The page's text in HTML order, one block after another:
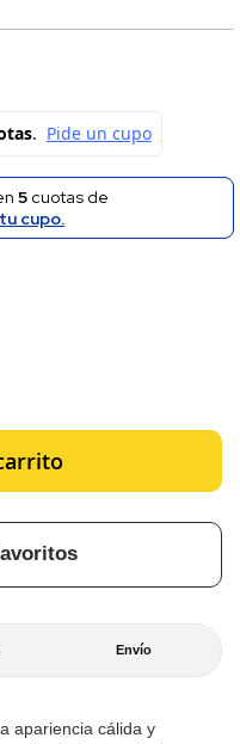
Envío
apariencia cálida y
5cuotas de
cupo.